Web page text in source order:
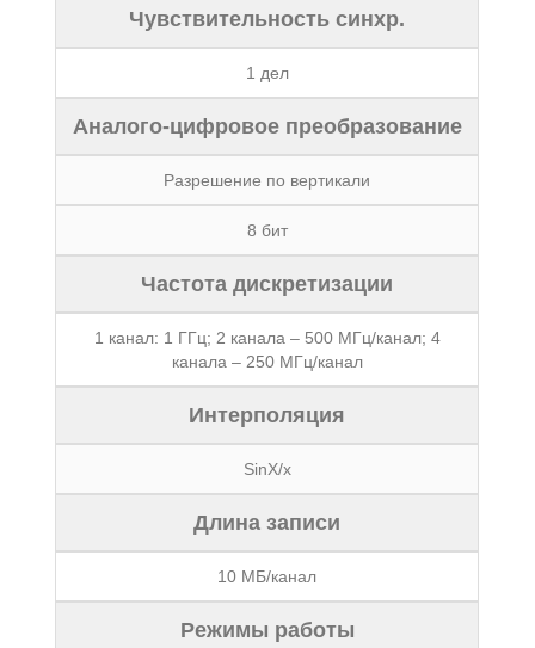
Чувствительность синхр.
1 дел
Аналого-цифровое преобразование
Разрешение по вертикали
8 бит
Частота дискретизации
1 канал: 1 ГГц; 2 канала – 500 МГц/канал; 4
канала – 250 МГц/канал
Интерполяция
SinX/x
Длина записи
10 МБ/канал
Режимы работы